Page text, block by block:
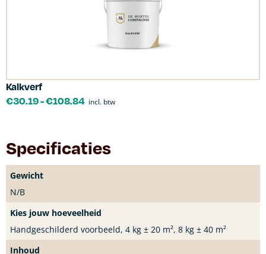
Kalkverf
€30.19-€108.84 incl. btw
Specificaties
Gewicht
N/B
Kies jouw hoeveelheid
Handgeschilderd voorbeeld, 4 kg ± 20 m², 8 kg ± 40 m²
Inhoud